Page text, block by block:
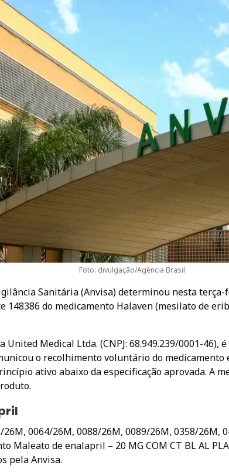
Foto: divulgação/Agência Brasil
Sanitária (Anvisa) determinou nesta terça-
148386 do medicamento Halaven (mesilato de
Medical Ltda. (CNPJ: 68.949.239/0001-46),
o recolhimento voluntário do medicamento
ativo abaixo da especificação aprovada. A
0064/26M, 0088/26M, 0089/26M, 0358/26M,
Maleato de enalapril – 20 MG COM CT BL AL
pela Anvisa.